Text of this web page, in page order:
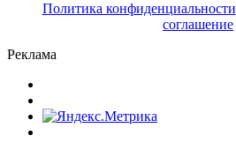
Политика конфиденциальности
соглашение
Реклама